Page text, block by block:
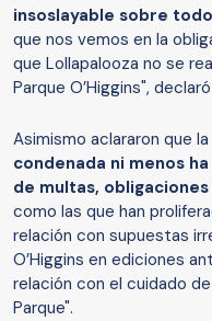
insoslayable sobre
que nos vemos en la
que Lollapalooza no se
Parque O’Higgins",
Asimismo aclararon que
condenada ni menos
de multas,
como las que han
relación con supuestas
O’Higgins en ediciones
relación con el cuidado
Parque".